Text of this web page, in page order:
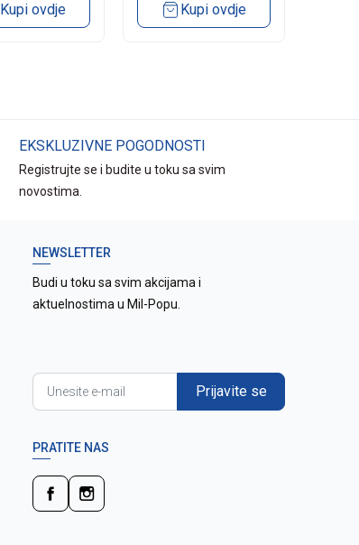
Kupi ovdje Kupi ovdje
EKSKLUZIVNE POGODNOSTI
Registrujte se i budite u toku sa svim
novostima.
NEWSLETTER
Budi u toku sa svim akcijama i
aktuelnostima u Mil-Popu.
Prijavite se
PRATITE NAS